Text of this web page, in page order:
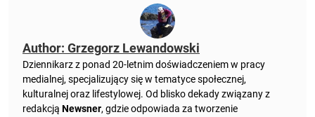
Author: Grzegorz Lewandowski
Dziennikarz z ponad 20-letnim doświadczeniem w pracy
medialnej, specjalizujący się w tematyce społecznej,
kulturalnej oraz lifestylowej. Od blisko dekady związany z
redakcją Newsner, gdzie odpowiada za tworzenie